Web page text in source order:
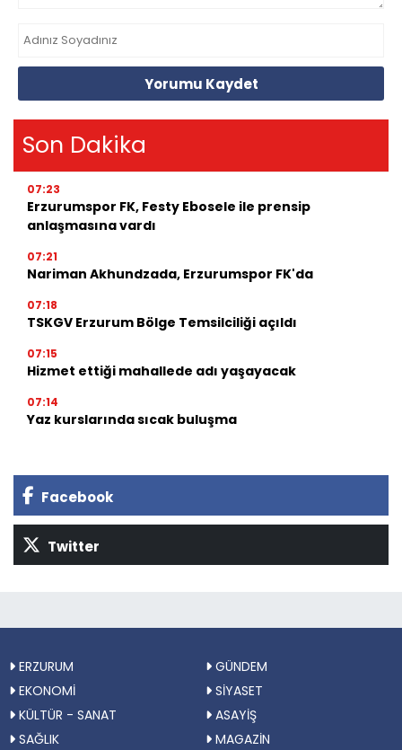
Yorumu Kaydet
Son Dakika
07:23
Erzurumspor FK, Festy Ebosele ile prensip
anlaşmasına vardı
07:21
Nariman Akhundzada, Erzurumspor FK'da
07:18
TSKGV Erzurum Bölge Temsilciliği açıldı
07:15
Hizmet ettiği mahallede adı yaşayacak
07:14
Yaz kurslarında sıcak buluşma
Facebook
Twitter
ERZURUM
GÜNDEM
EKONOMİ
SİYASET
KÜLTÜR - SANAT
ASAYİŞ
SAĞLIK
MAGAZİN